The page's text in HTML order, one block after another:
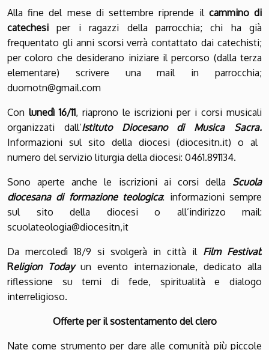
Alla fine del mese di settembre riprende il cammino di
catechesiper i ragazzi della parrocchia; chi ha già
frequentato gli anni scorsi verrà contattato dai catechisti;
per coloro che desiderano iniziare il percorso (dalla terza
elementare) scrivere una mail in parrocchia;
duomotn@gmail.com
Con lunedì 16/11, riaprono le iscrizioni per i corsi musicali
organizzati dall’Istituto Diocesano di Musica Sacra.
Informazioni sul sito della diocesi (diocesitn.it) o al
numero del servizio liturgia della diocesi: 0461.891134.
Sono aperte anche le iscrizioni ai corsi della Scuola
diocesana di formazione teologica: informazioni sempre
sul sito della diocesi o all’indirizzo mail:
scuolateologia@diocesitn,it
Da mercoledì 18/9 si svolgerà in città il Film Festival:
Religion Today un evento internazionale, dedicato alla
riflessione su temi di fede, spiritualità e dialogo
interreligioso.
Offerte per il sostentamento del clero
Nate come strumento per dare alle comunità più piccole